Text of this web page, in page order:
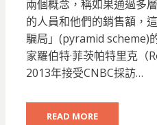
兩個概念，稱如果通過多
的人員和他們的銷售額，
騙局」(pyramid scheme)
家羅伯特·菲茨帕特里克
2013年接受CNBC採訪…
READ MORE